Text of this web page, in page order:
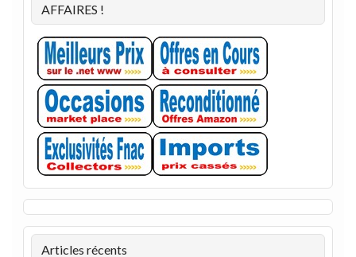
AFFAIRES !
Articles récents